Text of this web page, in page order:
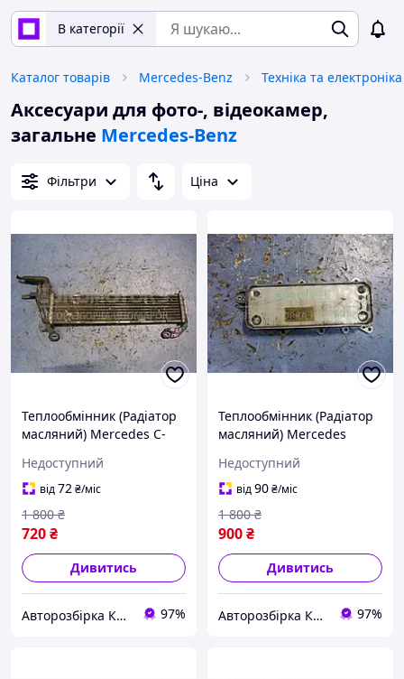
В категорії
Каталог товарів Mercedes-Benz Техніка та електроніка
Аксесуари для фото-, відеокамер,
загальне Mercedes-Benz
Фільтри Ціна
Теплообмінник (Радіатор
масляний) Mercedes C-
2000 2025007903 48970
Недоступний
від72₴/міс
720₴
1 800 ₴
Дивитись
Авторозбірка Київ б/у автозапчастини 97%
Теплообмінник (Радіатор
масляний) Mercedes
2017 A6421800165 51153
Недоступний
від90₴/міс
900₴
1 800 ₴
Дивитись
Авторозбірка Київ б/у автозапчастини 97%